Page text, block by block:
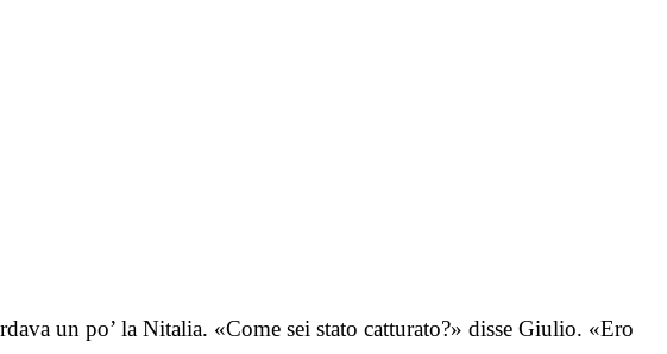
un po’ la Nitalia. «Come sei stato catturato?» disse Giulio. «Ero